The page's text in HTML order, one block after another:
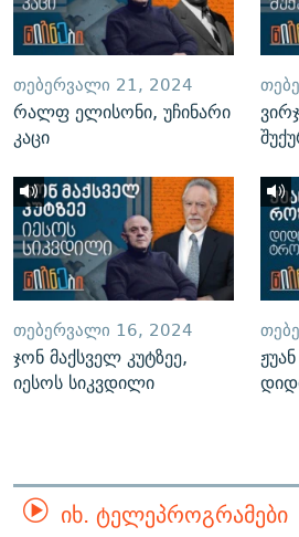
ᲗᲔᲑᲔᲠᲕᲐᲚᲘ 21, 2024
რალფ ელისონი, უჩინარი
კაცი
ᲗᲔᲑᲔᲠᲕᲐᲚᲘ 16, 2024
ჯონ მაქსველ კუტზეე,
იესოს სიკვდილი
ᲘᲮ. ᲢᲔᲚᲔᲞᲠᲝᲒᲠᲐᲛᲔᲑᲘ